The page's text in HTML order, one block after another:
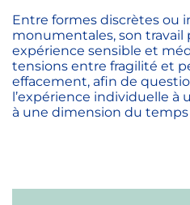
Entre formes discrètes ou
monumentales, son travail
expérience sensible et
tensions entre fragilité et
effacement, afin de
l’expérience individuelle à
à une dimension du